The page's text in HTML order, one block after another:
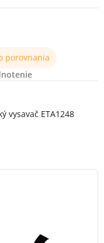
porovnania
vysavač ETA1248